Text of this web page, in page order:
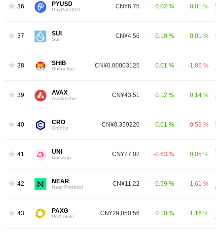
36 PYUSD
PayPal USD CN¥6.75 0.02 % 0.01 %
37 SUI
Sui CN¥4.56 0.10 % 0.01 %
38 SHIB
Shiba Inu CN¥0.00003125 0.01 % -1.86 %
39 AVAX
Avalanche CN¥43.51 0.12 % 0.14 %
40 CRO
Cronos CN¥0.359220 0.01 % -0.59 %
41 UNI
Uniswap CN¥27.02 -0.63 % 0.05 %
42 NEAR
Near Protocol CN¥11.22 0.99 % -1.61 %
43 PAXG
PAX Gold CN¥29,050.56 0.10 % 1.16 %